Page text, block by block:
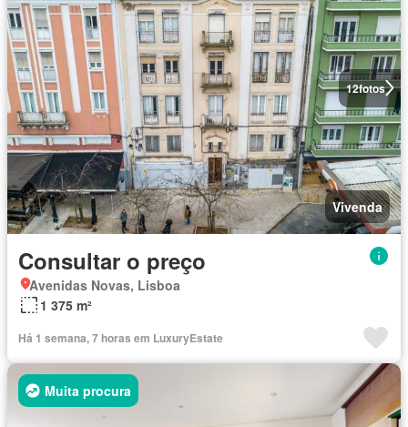
12fotos
Vivenda
Consultar o preço
Avenidas Novas, Lisboa
1 375 m²
Há 1 semana, 7 horas em LuxuryEstate
Muita procura